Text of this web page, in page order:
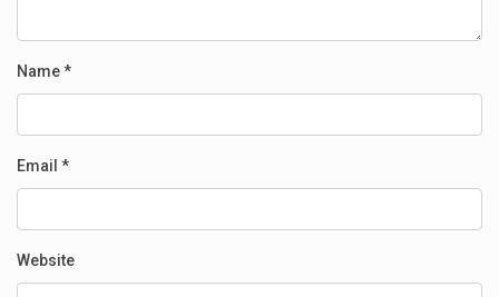
Name*
Email *
Website